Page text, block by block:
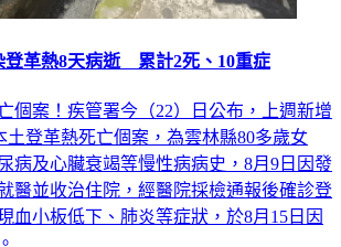
登革熱8天病逝 累計2死、10重症
個案！疾管署今（22）日公布，上週新增
土登革熱死亡個案，為雲林縣80多歲女
病及心臟衰竭等慢性病病史，8月9日因發
醫並收治住院，經醫院採檢通報後確診登
血小板低下、肺炎等症狀，於8月15日因